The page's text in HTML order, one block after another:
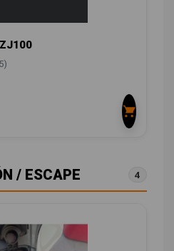
/ ESCAPE 4